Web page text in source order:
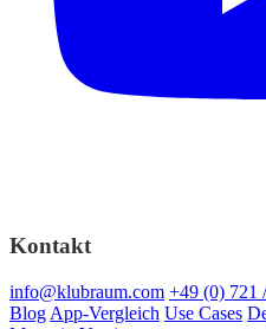
Kontakt
info@klubraum.com +49 (0) 721
Blog App-Vergleich Use Cases